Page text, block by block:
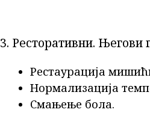
3. Ресторативни. Његови
Рестаурација
Нормализација
Смањење бола.